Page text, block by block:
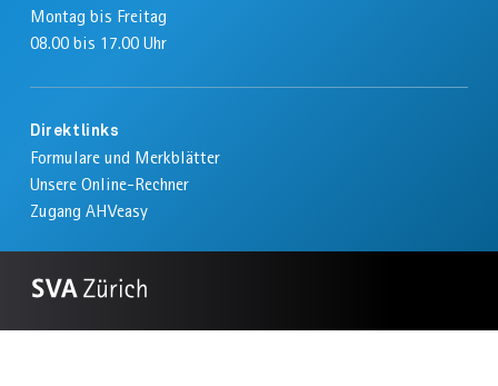
Montag bis Freitag
08.00 bis 17.00 Uhr
Direktlinks
Formulare und Merkblätter
Unsere Online-Rechner
Zugang AHVeasy
Zur